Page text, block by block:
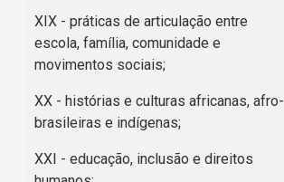
XIX - práticas de articulação entre
escola, família, comunidade e
movimentos sociais;
XX - histórias e culturas africanas, afro-
brasileiras e indígenas;
XXI - educação, inclusão e direitos